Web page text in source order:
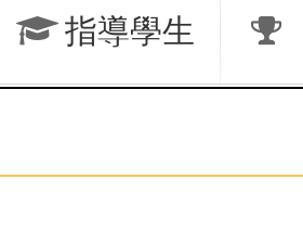
指導學生